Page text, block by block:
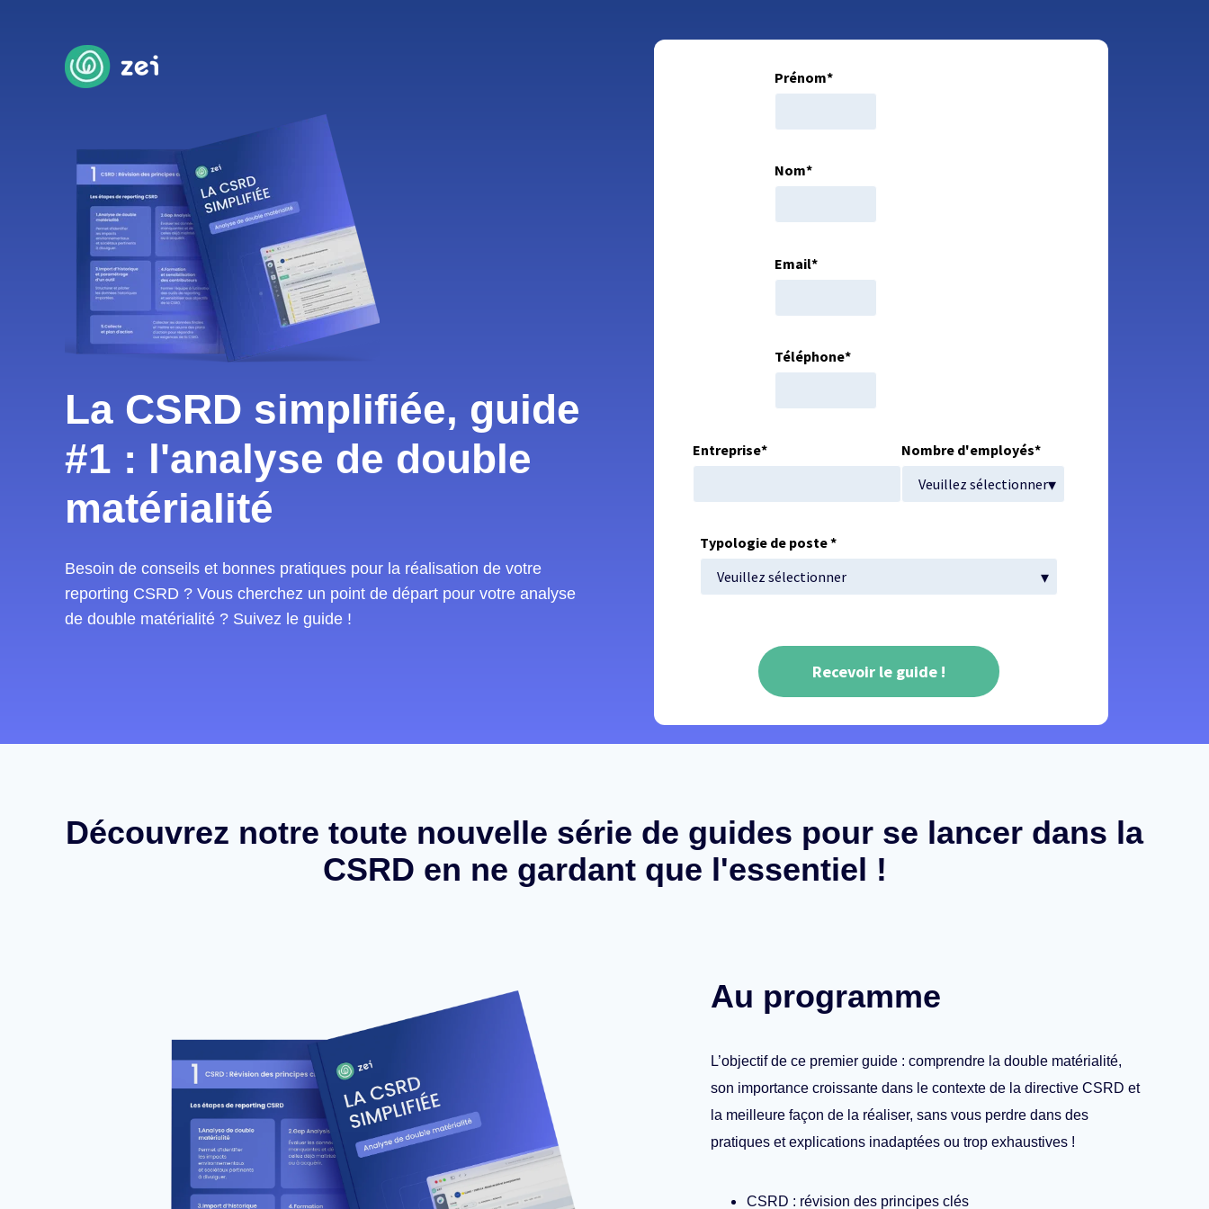
La CSRD simplifiée, guide
#1 : l'analyse de double
matérialité
Besoin de conseils et bonnes pratiques pour la réalisation de votre
reporting CSRD ? Vous cherchez un point de départ pour votre analyse
de double matérialité ? Suivez le guide !
Prénom*
Nom*
Email*
Téléphone*
Entreprise* Nombre d'employés*
Typologie de poste*
Découvrez notre toute nouvelle série de guides pour se lancer dans la
CSRD en ne gardant que l'essentiel !
Au programme
L’objectif de ce premier guide : comprendre la double matérialité,
son importance croissante dans le contexte de la directive CSRD et
la meilleure façon de la réaliser, sans vous perdre dans des
pratiques et explications inadaptées ou trop exhaustives !
CSRD : révision des principes clés